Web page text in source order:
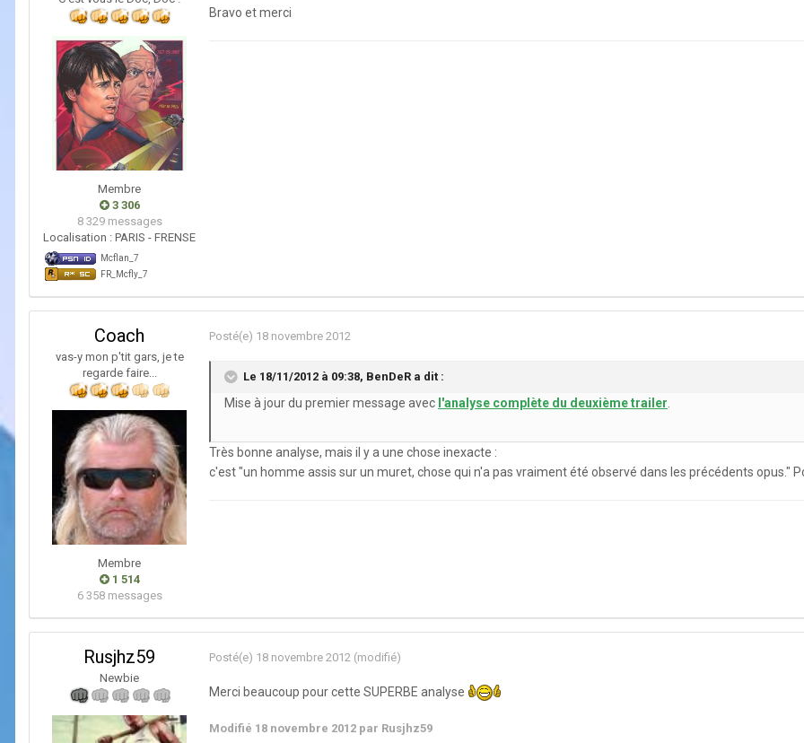
Membre
3 306
8 329 messages
Localisation : PARIS - FRENSE
Mcflan_7
FR_Mcfly_7
Bravo et merci
Coach
vas-y mon p'tit gars, je te
regarde faire...
Membre
1 514
6 358 messages
Posté(e) 18 novembre 2012
Le 18/11/2012 à 09:38, BenDeR a dit :
Mise à jour du premier message avec l'analyse complète du deuxième trailer
Très bonne analyse, mais il y a une chose inexacte :
c'est "un homme assis sur un muret, chose qui n'a pas vraiment été observé dans les précédents opus."
Rusjhz59
Newbie
Posté(e) 18 novembre 2012 (modifié)
Merci beaucoup pour cette SUPERBE analyse
Modifié 18 novembre 2012 par Rusjhz59